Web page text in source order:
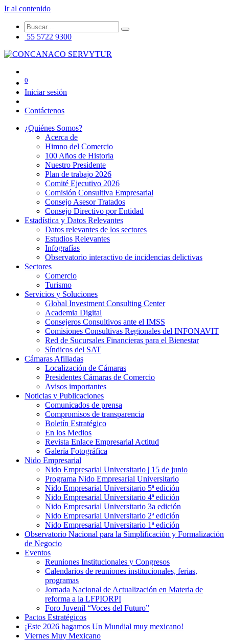
Ir al contenido
55 5722 9300
0
Iniciar sesión
Contáctenos
¿Quiénes Somos?
Acerca de
Himno del Comercio
100 Años de Historia
Nuestro Presidente
Plan de trabajo 2026
Comité Ejecutivo 2026
Comisión Consultiva Empresarial
Consejo Asesor Tratados
Consejo Directivo por Entidad
Estadística y Datos Relevantes
Datos relevantes de los sectores
Estudios Relevantes
Infografías
Observatorio interactivo de incidencias delictivas
Sectores
Comercio
Turismo
Servicios y Soluciones
Global Investment Consulting Center
Academia Digital
Consejeros Consultivos ante el IMSS
Comisiones Consultivas Regionales del INFONAVIT
Red de Sucursales Financieras para el Bienestar
Síndicos del SAT
Cámaras Afiliadas
Localización de Cámaras
Presidentes Cámaras de Comercio
Avisos importantes
Noticias y Publicaciones
Comunicados de prensa
Compromisos de transparencia
Boletín Estratégico
En los Medios
Revista Enlace Empresarial Actitud
Galería Fotográfica
Nido Empresarial
Nido Empresarial Universitario | 15 de junio
Programa Nido Empresarial Universitario
Nido Empresarial Universitario 5ª edición
Nido Empresarial Universitario 4ª edición
Nido Empresarial Universitario 3a edición
Nido Empresarial Universitario 2ª edición
Nido Empresarial Universitario 1ª edición
Observatorio Nacional para la Simplificación y Formalización
de Negocio
Eventos
Reuniones Institucionales y Congresos
Calendarios de reuniones institucionales, ferias,
programas
Jornada Nacional de Actualización en Materia de
reforma a la LFPIORPI
Foro Juvenil “Voces del Futuro”
Pactos Estratégicos
¡Este 2026 hagamos Un Mundial muy mexicano!
Viernes Muy Mexicano